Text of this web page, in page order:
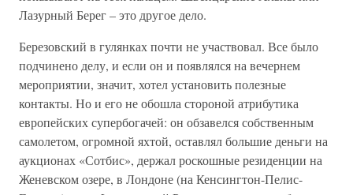
Лазурный Берег – это другое дело.
Березовский в гулянках почти не участвовал. Все было
подчинено делу, и если он и появлялся на вечернем
мероприятии, значит, хотел установить полезные
контакты. Но и его не обошла стороной атрибутика
европейских супербогачей: он обзавелся собственным
самолетом, огромной яхтой, оставлял большие деньги на
аукционах «Сотбис», держал роскошные резиденции на
Женевском озере, в Лондоне (на Кенсингтон-Пелис-